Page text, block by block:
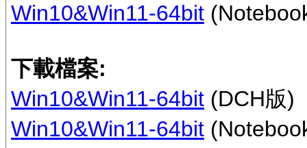
Win10&Win11-64bit
下載檔案:
Win10&Win11-64bit (DCH版)
Win10&Win11-64bit